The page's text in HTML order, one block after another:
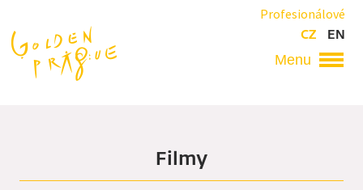
hlavnímu
obsahu
Profesionálové
CZ
EN
Filmy